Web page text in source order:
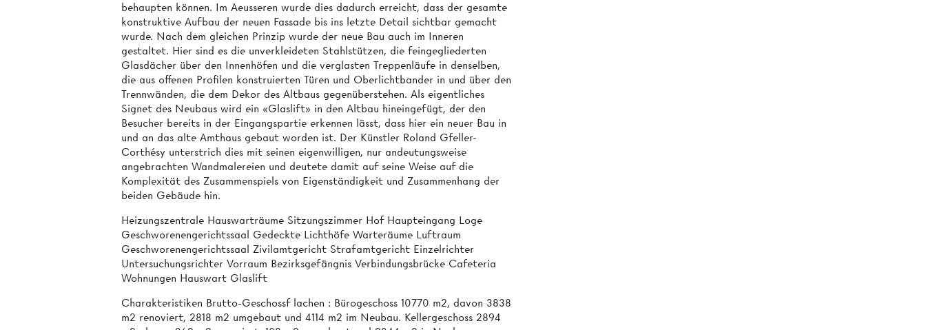
behaupten können. Im Aeusseren wurde dies dadurch erreicht, dass der gesamte
konstruktive Aufbau der neuen Fassade bis ins letzte Detail sichtbar gemacht
wurde. Nach dem gleichen Prinzip wurde der neue Bau auch im Inneren
gestaltet. Hier sind es die unverkleideten Stahlstützen, die feingegliederten
Glasdächer über den Innenhöfen und die verglasten Treppenläufe in denselben,
die aus offenen Profilen konstruierten Türen und Oberlichtbander in und über den
Trennwänden, die dem Dekor des Altbaus gegenüberstehen. Als eigentliches
Signet des Neubaus wird ein «Glaslift» in den Altbau hineingefügt, der den
Besucher bereits in der Eingangspartie erkennen lässt, dass hier ein neuer Bau in
und an das alte Amthaus gebaut worden ist. Der Künstler Roland Gfeller-
Corthésy unterstrich dies mit seinen eigenwilligen, nur andeutungsweise
angebrachten Wandmalereien und deutete damit auf seine Weise auf die
Komplexität des Zusammenspiels von Eigenständigkeit und Zusammenhang der
beiden Gebäude hin.
Heizungszentrale Hauswarträume Sitzungszimmer Hof Haupteingang Loge
Geschworenengerichtssaal Gedeckte Lichthöfe Warteräume Luftraum
Geschworenengerichtssaal Zivilamtgericht Strafamtgericht Einzelrichter
Untersuchungsrichter Vorraum Bezirksgefängnis Verbindungsbrücke Cafeteria
Wohnungen Hauswart Glaslift
Charakteristiken Brutto-Geschossf lachen : Bürogeschoss 10770 m2, davon 3838
m2 renoviert, 2818 m2 umgebaut und 4114 m2 im Neubau. Kellergeschoss 2894